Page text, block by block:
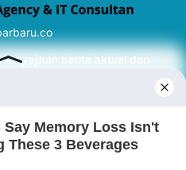
berita aktual dan
dari sumber yang tepat.